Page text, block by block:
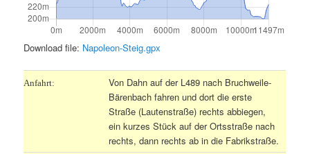
Download file: Napoleon-Steig.gpx
Anfahrt:
Von Dahn auf der L489 nach Bruchweile-
Bärenbach fahren und dort die erste
Straße (Lautenstraße) rechts abbiegen,
ein kurzes Stück auf der Ortsstraße nach
rechts, dann rechts ab in die Fabrikstraße.